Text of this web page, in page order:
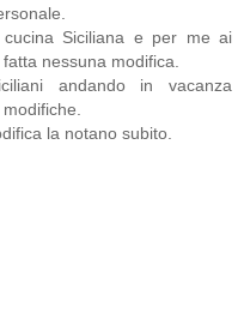
cucina Siciliana e per me ai
nessuna modifica.
andando in vacanza
la notano subito.